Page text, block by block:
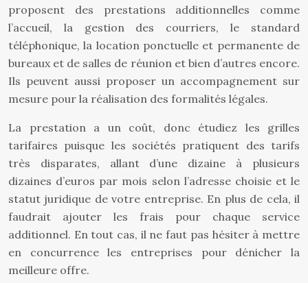
proposent des prestations additionnelles comme
l’accueil, la gestion des courriers, le standard
téléphonique, la location ponctuelle et permanente de
bureaux et de salles de réunion et bien d’autres encore.
Ils peuvent aussi proposer un accompagnement sur
mesure pour la réalisation des formalités légales.
La prestation a un coût, donc étudiez les grilles
tarifaires puisque les sociétés pratiquent des tarifs
très disparates, allant d’une dizaine à plusieurs
dizaines d’euros par mois selon l’adresse choisie et le
statut juridique de votre entreprise. En plus de cela, il
faudrait ajouter les frais pour chaque service
additionnel. En tout cas, il ne faut pas hésiter à mettre
en concurrence les entreprises pour dénicher la
meilleure offre.